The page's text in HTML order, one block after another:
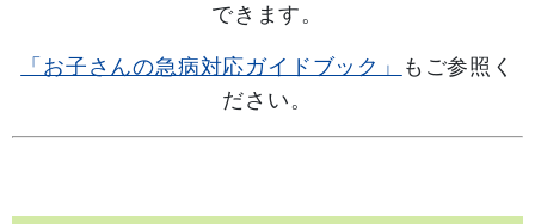
できます。
「お子さんの急病対応ガイドブック」
もご参照く
ださい。